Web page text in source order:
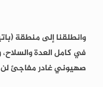
وانطلقنا إلى منطقة
في كامل العدة
صهيوني غادر مفاجئ لن